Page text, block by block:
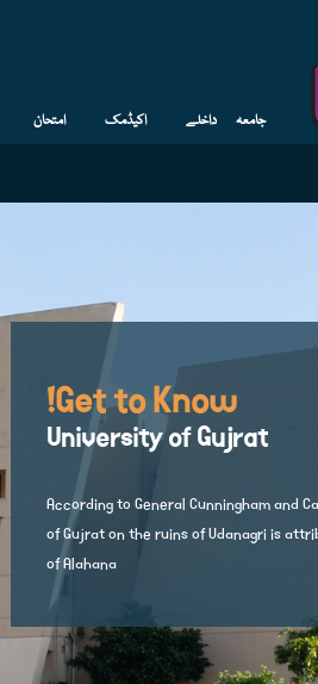
جامعہ داخلے اکیڈمک امتحان
Get to Know!
University of Gujrat
According to General Cunningham and
of Gujrat on the ruins of Udanagri is
of Alahana